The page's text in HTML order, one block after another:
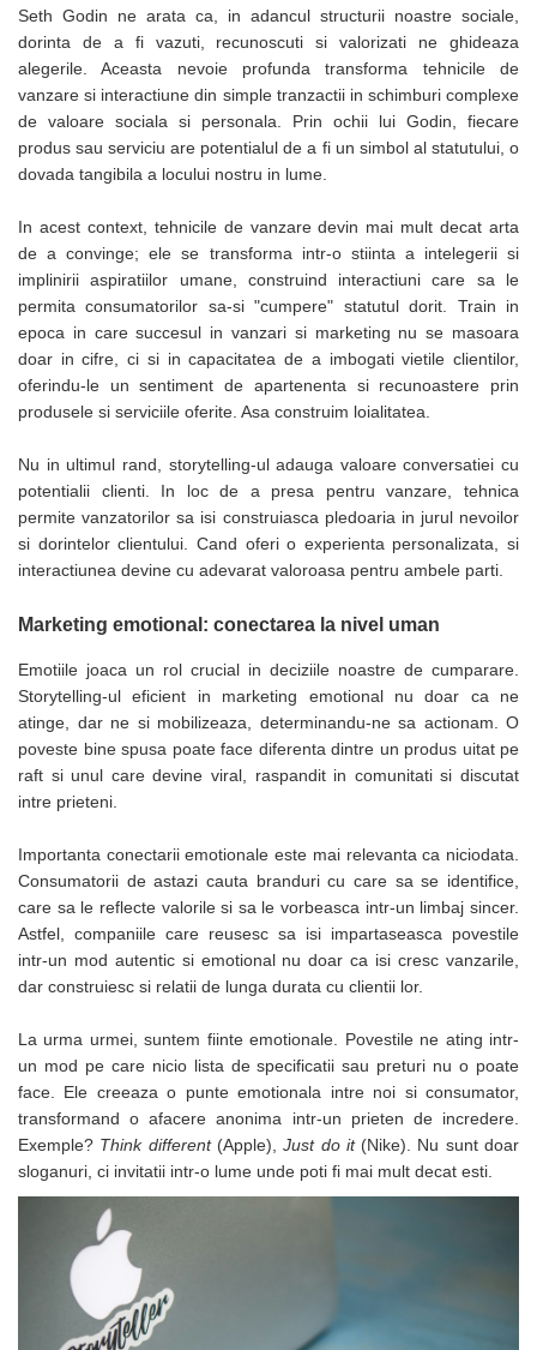
Suporturi si huse telefoane &
tablete
Periferice PC si accesorii
Ergnonomice
Audio
Boxe portabile
Tehnica si mobilier pentru birou
Laminatoare
Folii laminare
Accesorii mobilier
Ghilotine și Trimmere
Calculatoare de birou
Cosuri de gunoi pentru birou
Scaune, birouri si produse
ergonomice
Masini de legat, indosariat si
Apa si bauturi racoritoare
Cafea, ceai, zahar, lapte
Casa si bucatarie
Cani si pahare
Bucatarie si servire
Textile si confort pentru casa
Decor si interior
Seturi si accesorii pentru vin
Rucsacuri si articole de calatorie
Rucsacuri
Trollere, genti si accesorii de voiaj
Genti de umar si borsete
Genti, huse si rucsacuri de laptop
Genti de plaja si cumparaturi
Portofele si portcarduri RFID
Sport si accesorii outdoor
Sticle, cani si termosuri to go
Sport, jocuri si accesorii
Gratare si picnic
Seth Godin ne arata ca, in adancul structurii noastre sociale,
dorinta de a fi vazuti, recunoscuti si valorizati ne ghideaza
alegerile. Aceasta nevoie profunda transforma tehnicile de
vanzare si interactiune din simple tranzactii in schimburi complexe
de valoare sociala si personala. Prin ochii lui Godin, fiecare
produs sau serviciu are potentialul de a fi un simbol al statutului, o
dovada tangibila a locului nostru in lume.
In acest context, tehnicile de vanzare devin mai mult decat arta
de a convinge; ele se transforma intr-o stiinta a intelegerii si
implinirii aspiratiilor umane, construind interactiuni care sa le
permita consumatorilor sa-si "cumpere" statutul dorit. Train in
epoca in care succesul in vanzari si marketing nu se masoara
doar in cifre, ci si in capacitatea de a imbogati vietile clientilor,
oferindu-le un sentiment de apartenenta si recunoastere prin
produsele si serviciile oferite. Asa construim loialitatea.
Nu in ultimul rand, storytelling-ul adauga valoare conversatiei cu
potentialii clienti. In loc de a presa pentru vanzare, tehnica
permite vanzatorilor sa isi construiasca pledoaria in jurul nevoilor
si dorintelor clientului. Cand oferi o experienta personalizata, si
interactiunea devine cu adevarat valoroasa pentru ambele parti.
Marketing emotional: conectarea la nivel uman
Emotiile joaca un rol crucial in deciziile noastre de cumparare.
Storytelling-ul eficient in marketing emotional nu doar ca ne
atinge, dar ne si mobilizeaza, determinandu-ne sa actionam. O
poveste bine spusa poate face diferenta dintre un produs uitat pe
raft si unul care devine viral, raspandit in comunitati si discutat
intre prieteni.
Importanta conectarii emotionale este mai relevanta ca niciodata.
Consumatorii de astazi cauta branduri cu care sa se identifice,
care sa le reflecte valorile si sa le vorbeasca intr-un limbaj sincer.
Astfel, companiile care reusesc sa isi impartaseasca povestile
intr-un mod autentic si emotional nu doar ca isi cresc vanzarile,
dar construiesc si relatii de lunga durata cu clientii lor.
La urma urmei, suntem fiinte emotionale. Povestile ne ating intr-
un mod pe care nicio lista de specificatii sau preturi nu o poate
face. Ele creeaza o punte emotionala intre noi si consumator,
transformand o afacere anonima intr-un prieten de incredere.
Exemple? Think different(Apple),Just do it (Nike). Nu sunt doar
sloganuri, ci invitatii intr-o lume unde poti fi mai mult decat esti.